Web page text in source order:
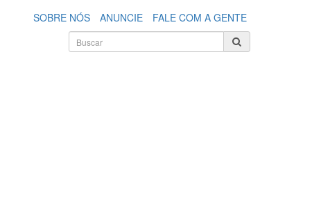
SOBRE NÓS ANUNCIE
FALE COM A GENTE